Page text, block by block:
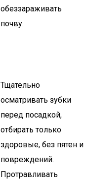
обеззараживать
почву.
Тщательно
осматривать зубки
перед посадкой,
отбирать только
здоровые, без пятен и
повреждений.
Протравливать